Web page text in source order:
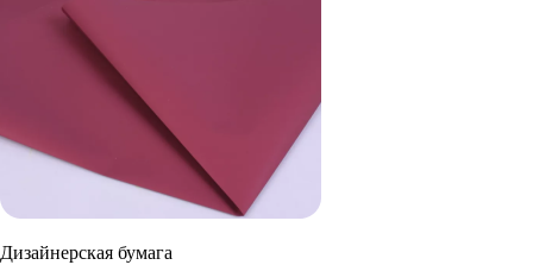
Дизайнерская бумага